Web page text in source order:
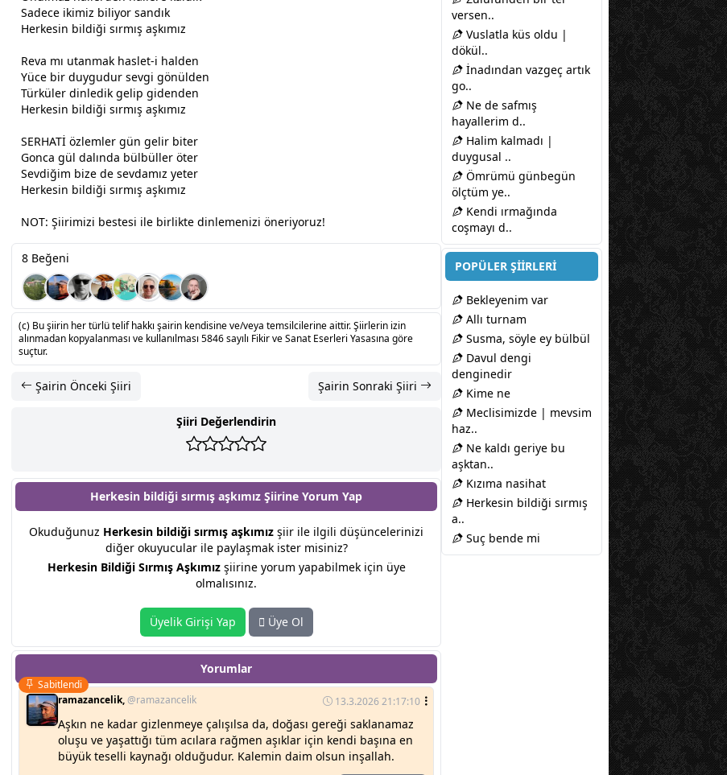
Sadece ikimiz biliyor sandık
Herkesin bildiği sırmış aşkımız
Reva mı utanmak haslet-i halden
Yüce bir duygudur sevgi gönülden
Türküler dinledik gelip gidenden
Herkesin bildiği sırmış aşkımız
SERHATİ özlemler gün gelir biter
Gonca gül dalında bülbüller öter
Sevdiğim bize de sevdamız yeter
Herkesin bildiği sırmış aşkımız
NOT: Şiirimizi bestesi ile birlikte dinlemenizi öneriyoruz!
8 Beğeni
(c) Bu şiirin her türlü telif hakkı şairin kendisine ve/veya temsilcilerine aittir. Şiirlerin izin
alınmadan kopyalanması ve kullanılması 5846 sayılı Fikir ve Sanat Eserleri Yasasına göre
suçtur.
Şairin Önceki Şiiri Şairin Sonraki Şiiri
Şiiri Değerlendirin
Herkesin bildiği sırmış aşkımız Şiirine Yorum Yap
Okuduğunuz Herkesin bildiği sırmış aşkımız şiir ile ilgili düşüncelerinizi
diğer okuyucular ile paylaşmak ister misiniz?
Herkesin Bildiği Sırmış Aşkımızşiirine yorum yapabilmek için üye
olmalısınız.
Üyelik Girişi Yap Üye Ol
Yorumlar
Sabitlendi
ramazancelik,@ramazancelik 13.3.2026 21:17:10
Aşkın ne kadar gizlenmeye çalışılsa da, doğası gereği saklanamaz
oluşu ve yaşattığı tüm acılara rağmen aşıklar için kendi başına en
büyük teselli kaynağı olduğudur. Kalemin daim olsun inşallah.
versen..
Vuslatla küs oldu |
dökül..
İnadından vazgeç artık
go..
Ne de safmış
hayallerim d..
Halim kalmadı |
duygusal ..
Ömrümü günbegün
ölçtüm ye..
Kendi ırmağında
coşmayı d..
POPÜLER ŞİİRLERİ
Bekleyenim var
Allı turnam
Susma, söyle ey bülbül
Davul dengi
denginedir
Kime ne
Meclisimizde | mevsim
haz..
Ne kaldı geriye bu
aşktan..
Kızıma nasihat
Herkesin bildiği sırmış
a..
Suç bende mi